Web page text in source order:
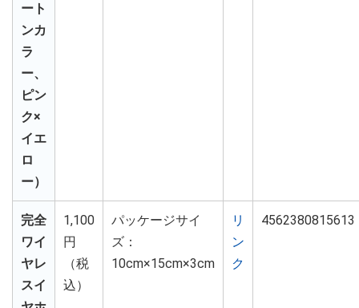
ート
ンカ
ラ
ー、
ピン
ク×
イエ
ロ
ー）
完全
ワイ
ヤレ
スイ
1,100
円
（税
込）
パッケージサイ
ズ：
10cm×15cm×3cm
リ
ン
ク
4562380815613